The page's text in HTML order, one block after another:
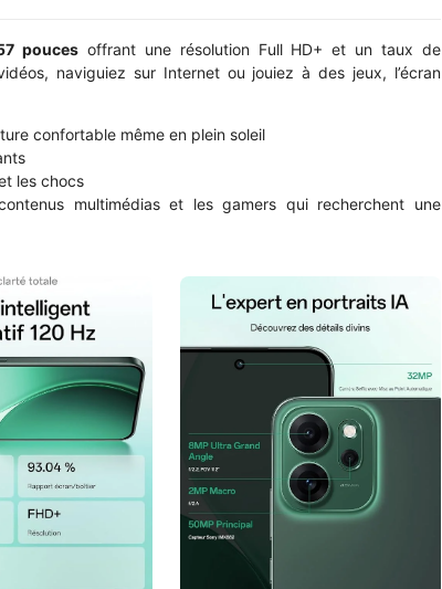
poucesoffrant une résolution Full HD+ et un taux de
naviguiez sur Internet ou jouiez à des jeux, l’écran
confortable même en plein soleil
les chocs
multimédias et les gamers qui recherchent une